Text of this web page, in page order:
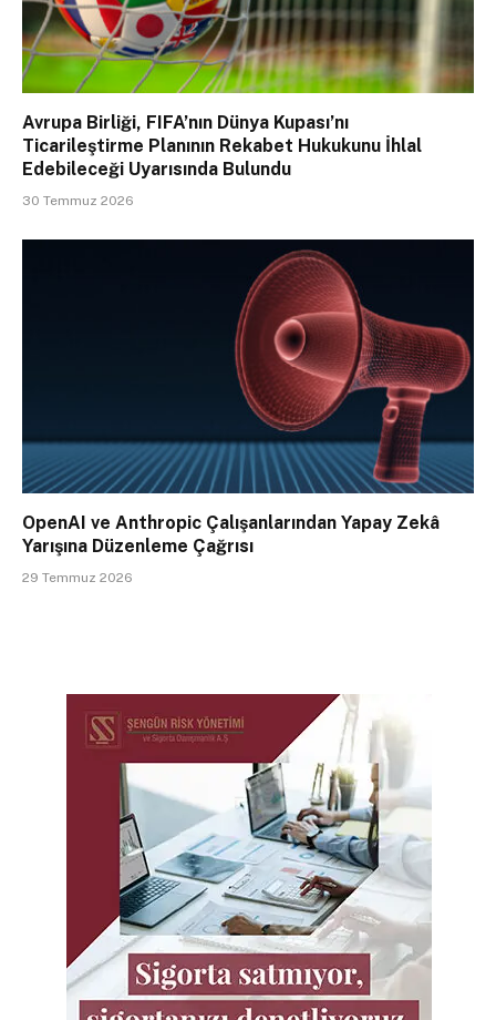
Avrupa Birliği, FIFA’nın Dünya Kupası’nı
Ticarileştirme Planının Rekabet Hukukunu İhlal
Edebileceği Uyarısında Bulundu
30 Temmuz 2026
OpenAI ve Anthropic Çalışanlarından Yapay Zekâ
Yarışına Düzenleme Çağrısı
29 Temmuz 2026